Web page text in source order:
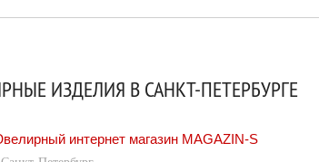
ИЗДЕЛИЯ В САНКТ-ПЕТЕРБУРГЕ
интернет магазин MAGAZIN-S